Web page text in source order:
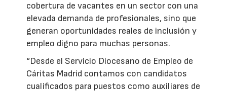
cobertura de vacantes en un sector con una
elevada demanda de profesionales, sino que
generan oportunidades reales de inclusión y
empleo digno para muchas personas.
“Desde el Servicio Diocesano de Empleo de
Cáritas Madrid contamos con candidatos
cualificados para puestos como auxiliares de